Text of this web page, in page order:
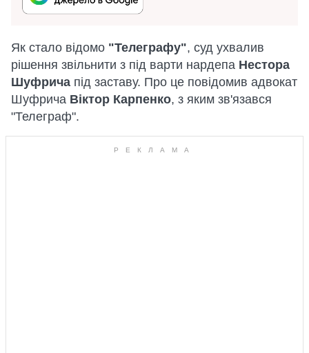
Як стало відомо "Телеграфу", суд ухвалив
рішення звільнити з під варти нардепа Нестора
Шуфрича під заставу. Про це повідомив адвокат
Шуфрича Віктор Карпенко, з яким зв'язався
"Телеграф".